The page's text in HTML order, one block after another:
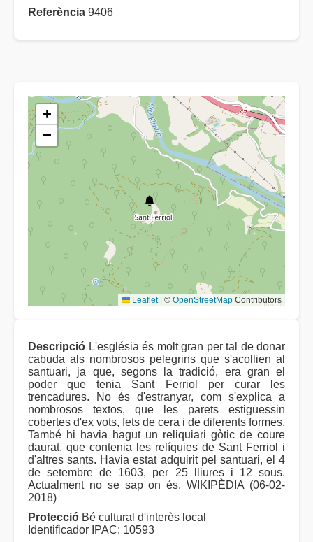
Referència 9406
+
−
Leaflet © OpenStreetMap Contributors
Descripció L'església és molt gran per tal de donar
cabuda als nombrosos pelegrins que s'acollien al
santuari, ja que, segons la tradició, era gran el
poder que tenia Sant Ferriol per curar les
trencadures. No és d'estranyar, com s'explica a
nombrosos textos, que les parets estiguessin
cobertes d'ex vots, fets de cera i de diferents formes.
També hi havia hagut un reliquiari gòtic de coure
daurat, que contenia les relíquies de Sant Ferriol i
d'altres sants. Havia estat adquirit pel santuari, el 4
de setembre de 1603, per 25 lliures i 12 sous.
Actualment no se sap on és. WIKIPÈDIA (06-02-
2018)
Protecció Bé cultural d'interès local
Identificador IPAC: 10593